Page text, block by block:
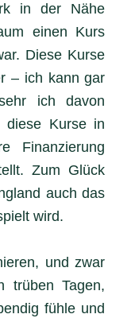
in der Nähe
einen Kurs
Diese Kurse
– ich kann gar
ich davon
diese Kurse in
Finanzierung
Zum Glück
auch das
wird.
und zwar
trüben Tagen,
fühle und